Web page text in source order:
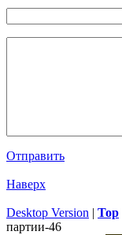
Отправить
Наверх
Desktop Version | Top
партии-46